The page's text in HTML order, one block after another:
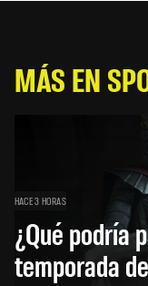
MÁS EN
HACE 3 HORAS
¿Qué podría
temporada